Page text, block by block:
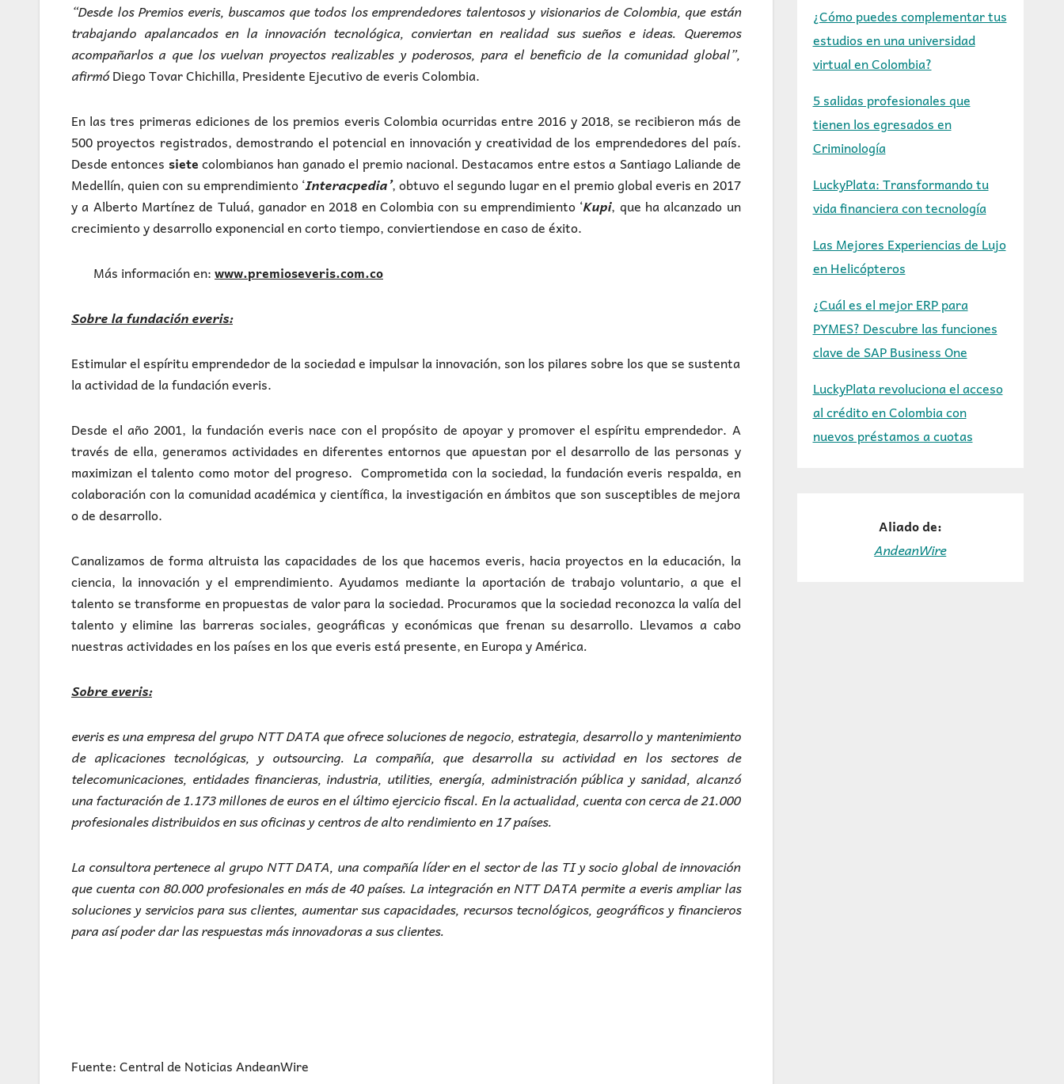
“Desde los Premios everis, buscamos que todos los emprendedores talentosos y visionarios de Colombia, que están
trabajando apalancados en la innovación tecnológica, conviertan en realidad sus sueños e ideas. Queremos
acompañarlos a que los vuelvan proyectos realizables y poderosos, para el beneficio de la comunidad global”,
afirmóDiego Tovar Chichilla, Presidente Ejecutivo de everis Colombia.
En las tres primeras ediciones de los premios everis Colombia ocurridas entre 2016 y 2018, se recibieron más de
500 proyectos registrados, demostrando el potencial en innovación y creatividad de los emprendedores del país.
Desde entonces sietecolombianos han ganado el premio nacional. Destacamos entre estos a Santiago Laliande de
Medellín, quien con su emprendimiento ‘Interacpedia’, obtuvo el segundo lugar en el premio global everis en 2017
y a Alberto Martínez de Tuluá, ganador en 2018 en Colombia con su emprendimiento ‘Kupi, que ha alcanzado un
crecimiento y desarrollo exponencial en corto tiempo, conviertiendose en caso de éxito.
Más información en:www.premioseveris.com.co
Sobre la fundación everis:
Estimular el espíritu emprendedor de la sociedad e impulsar la innovación, son los pilares sobre los que se sustenta
la actividad de la fundación everis.
Desde el año 2001, la fundación everis nace con el propósito de apoyar y promover el espíritu emprendedor. A
través de ella, generamos actividades en diferentes entornos que apuestan por el desarrollo de las personas y
maximizan el talento como motor del progreso. Comprometida con la sociedad, la fundación everis respalda, en
colaboración con la comunidad académica y científica, la investigación en ámbitos que son susceptibles de mejora
o de desarrollo.
Canalizamos de forma altruista las capacidades de los que hacemos everis, hacia proyectos en la educación, la
ciencia, la innovación y el emprendimiento. Ayudamos mediante la aportación de trabajo voluntario, a que el
talento se transforme en propuestas de valor para la sociedad. Procuramos que la sociedad reconozca la valía del
talento y elimine las barreras sociales, geográficas y económicas que frenan su desarrollo. Llevamos a cabo
nuestras actividades en los países en los que everis está presente, en Europa y América.
Sobre everis:
everis es una empresa del grupo NTT DATA que ofrece soluciones de negocio, estrategia, desarrollo y mantenimiento
de aplicaciones tecnológicas, y outsourcing. La compañía, que desarrolla su actividad en los sectores de
telecomunicaciones, entidades financieras, industria, utilities, energía, administración pública y sanidad, alcanzó
una facturación de 1.173 millones de euros en el último ejercicio fiscal. En la actualidad, cuenta con cerca de 21.000
profesionales distribuidos en sus oficinas y centros de alto rendimiento en 17 países.
La consultora pertenece al grupo NTT DATA, una compañía líder en el sector de las TI y socio global de innovación
que cuenta con 80.000 profesionales en más de 40 países. La integración en NTT DATA permite a everis ampliar las
soluciones y servicios para sus clientes, aumentar sus capacidades, recursos tecnológicos, geográficos y financieros
para así poder dar las respuestas más innovadoras a sus clientes.
Fuente: Central de Noticias AndeanWire
¿Cómo puedes complementar tus
estudios en una universidad
virtual en Colombia?
5 salidas profesionales que
tienen los egresados en
Criminología
LuckyPlata: Transformando tu
vida financiera con tecnología
Las Mejores Experiencias de Lujo
en Helicópteros
¿Cuál es el mejor ERP para
PYMES? Descubre las funciones
clave de SAP Business One
LuckyPlata revoluciona el acceso
al crédito en Colombia con
nuevos préstamos a cuotas
Aliado de:
AndeanWire